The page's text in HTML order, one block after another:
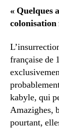
« Quelques
colonisation
française de
kabyle, qui
Amazighes,
pourtant,